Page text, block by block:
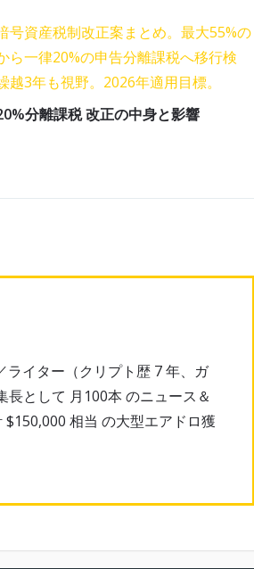
分離課税 改正の中身と影響
イター（クリプト歴 7 年、ガ
長として 月100本 のニュース＆
$150,000 相当 の大型エアドロ獲